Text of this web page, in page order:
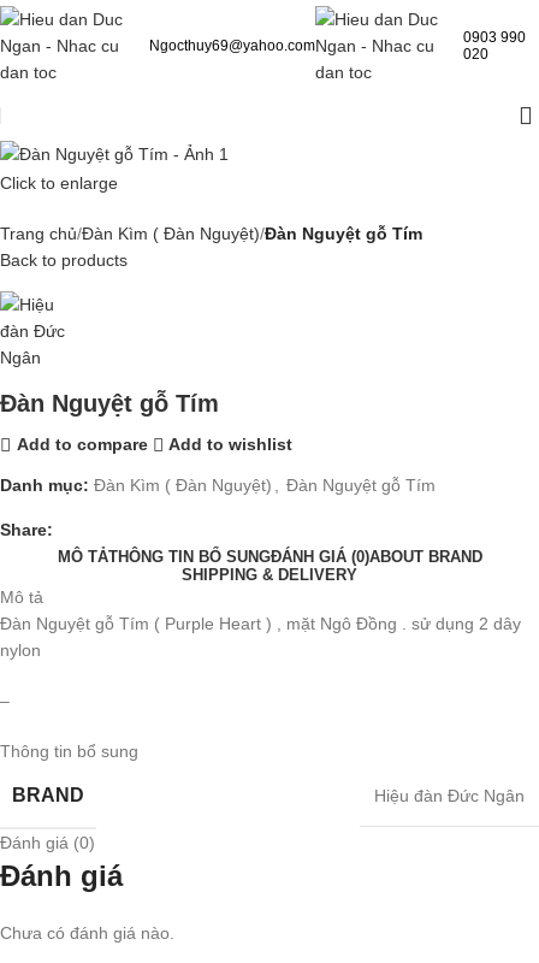
Ngocthuy69@yahoo.com
0903 990
020
Click to enlarge
Trang chủ Đàn Kìm ( Đàn Nguyệt) Đàn Nguyệt gỗ Tím
Back to products
Đàn Nguyệt gỗ Tím
Add to compare Add to wishlist
Danh mục: Đàn Kìm ( Đàn Nguyệt) Đàn Nguyệt gỗ Tím
Share:
MÔ TẢTHÔNG TIN BỔ SUNGĐÁNH GIÁ (0)ABOUT BRAND
SHIPPING & DELIVERY
Mô tả
Đàn Nguyệt gỗ Tím ( Purple Heart ) , mặt Ngô Đồng . sử dụng 2 dây
nylon
–
Thông tin bổ sung
BRAND Hiệu đàn Đức Ngân
Đánh giá (0)
Đánh giá
Chưa có đánh giá nào.